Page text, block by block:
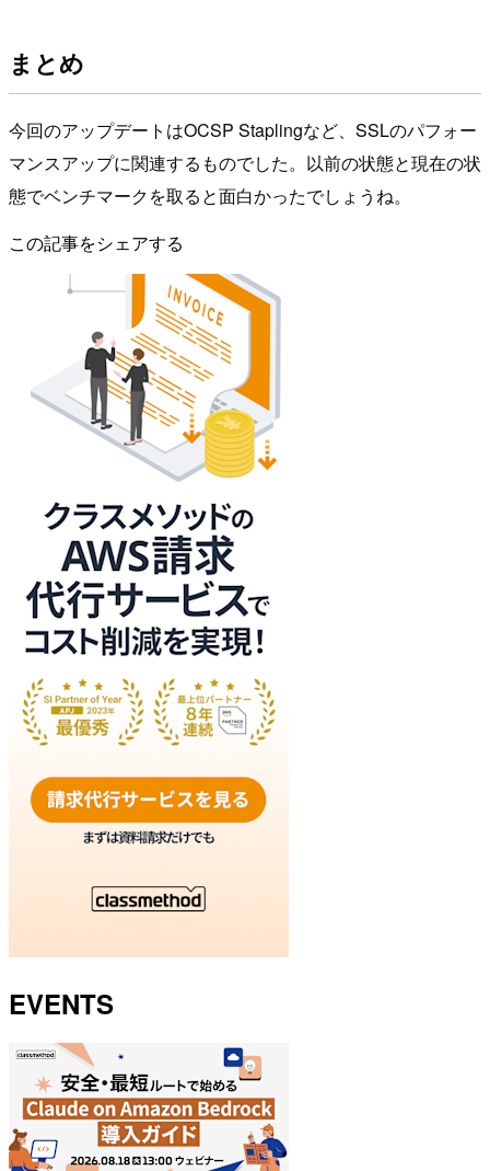
まとめ
今回のアップデートはOCSP Staplingなど、SSLのパフォー
マンスアップに関連するものでした。以前の状態と現在の状
態でベンチマークを取ると面白かったでしょうね。
この記事をシェアする
EVENTS